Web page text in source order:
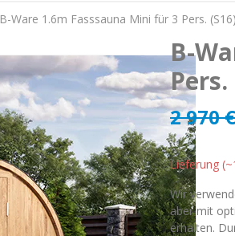
B-Ware 1.6m Fasssauna Mini für 3 Pers.
B-
Pers.
2 970€
Lieferung
Wir
aber mit
erhalten.